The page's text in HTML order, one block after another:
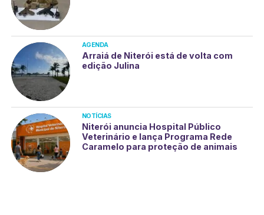
AGENDA
Arraiá de Niterói está de volta com
edição Julina
NOTÍCIAS
Niterói anuncia Hospital Público
Veterinário e lança Programa Rede
Caramelo para proteção de animais